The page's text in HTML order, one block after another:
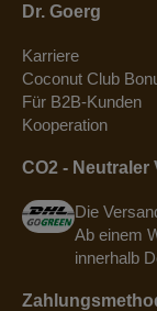
Dr. Goerg
Karriere
Coconut Club
Für B2B-Kunden
Kooperation
CO2 - Neutraler
Die
Ab einem
innerhalb